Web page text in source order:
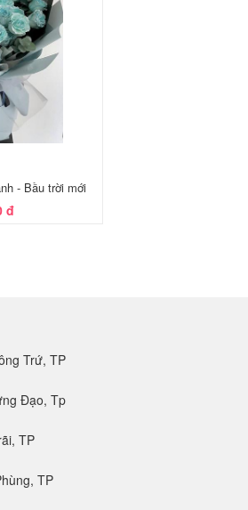
- Bầu trời mới
đ
Trứ, TP
Đạo, Tp
TP
TP